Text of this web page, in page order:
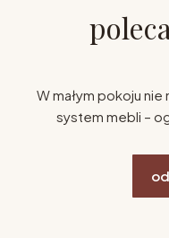
W małym pokoju
system mebli –